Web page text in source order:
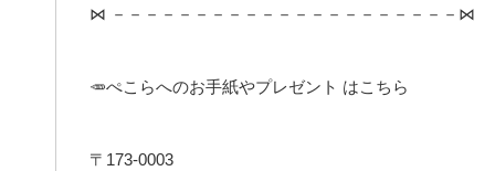
⋈ －－－－－－－－－－－－－－－－－－－－－⋈
🥕ぺこらへのお手紙やプレゼント はこちら
〒173-0003